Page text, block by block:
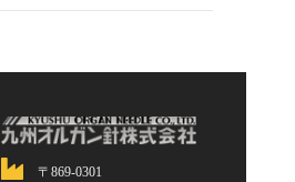
〒869-0301